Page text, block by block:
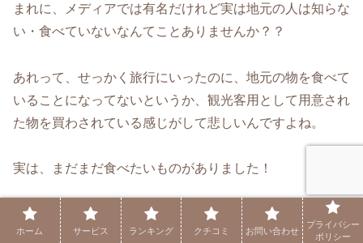
まれに、メディアでは有名だけれど実は地元の人は知らな
い・食べていないなんてことありませんか？？
あれって、せっかく旅行にいったのに、地元の物を食べて
いることになってないというか、観光客用として用意され
た物を買わされている感じがして悲しいんですよね。
実は、まだまだ食べたいものがありました！
カリフォルニアベイビーのシスコライス。
ホーム サービス ランキング クチコミ お問い合わせ
プライバシー
ポリシー